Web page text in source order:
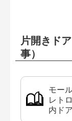
片開きド
事）
モー
レト
内ド